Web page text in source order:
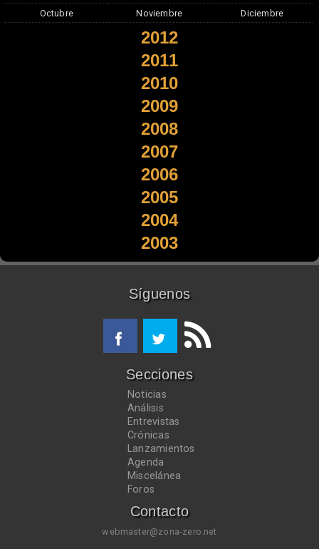
Octubre
Noviembre Diciembre
2012
2011
2010
2009
2008
2007
2006
2005
2004
2003
Síguenos
Secciones
Noticias
Análisis
Entrevistas
Crónicas
Lanzamientos
Agenda
Miscelánea
Foros
Contacto
webmaster@zona-zero.net